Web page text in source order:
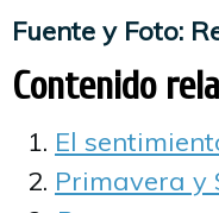
Fuente y Foto:
Contenido
El
Primavera y